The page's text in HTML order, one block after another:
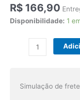
R$ 166,90
Disponibilidade: 1
Controladora
ComSimulação de frete